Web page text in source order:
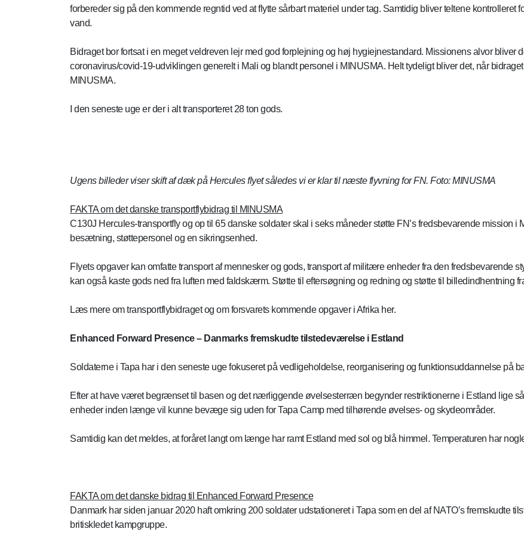
forbereder sig på den kommende regntid ved at flytte sårbart materiel under tag. Samtidig bliver teltene
vand.
Bidraget bor fortsat i en meget veldreven lejr med god forplejning og høj hygiejnestandard. Missionens alvor bliver
coronavirus/covid-19-udviklingen generelt i Mali og blandt personel i MINUSMA. Helt tydeligt bliver det, når
MINUSMA.
I den seneste uge er der i alt transporteret 28 ton gods.
Ugens billeder viser skift af dæk på Hercules flyet således vi er klar til næste flyvning for FN. Foto: MINUSMA
FAKTA om det danske transportflybidrag til MINUSMA
C130J Hercules-transportfly og op til 65 danske soldater skal i seks måneder støtte FN’s fredsbevarende mission i
besætning, støttepersonel og en sikringsenhed.
Flyets opgaver kan omfatte transport af mennesker og gods, transport af militære enheder fra den fredsbevarende
kan også kaste gods ned fra luften med faldskærm. Støtte til eftersøgning og redning og støtte til billedindhentning
Læs mere om transportflybidraget og om forsvarets kommende opgaver i Afrika her.
Enhanced Forward Presence – Danmarks fremskudte tilstedeværelse i Estland
Soldaterne i Tapa har i den seneste uge fokuseret på vedligeholdelse, reorganisering og funktionsuddannelse på
Efter at have været begrænset til basen og det nærliggende øvelsesterræn begynder restriktionerne i Estland lige
enheder inden længe vil kunne bevæge sig uden for Tapa Camp med tilhørende øvelses- og skydeområder.
Samtidig kan det meldes, at foråret langt om længe har ramt Estland med sol og blå himmel. Temperaturen har
FAKTA om det danske bidrag til Enhanced Forward Presence
Danmark har siden januar 2020 haft omkring 200 soldater udstationeret i Tapa som en del af NATO’s fremskudte
britiskledet kampgruppe.